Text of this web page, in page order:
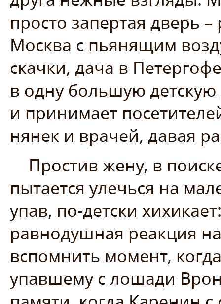
просто запертая дверь
Москва с пьянящим
скачки, дача в
в одну большую
и принимает
нянек и врачей, давая
Простив жену, в
пытается улечься на
упав, по-детски
равнодушная реакция
вспомнить момент,
упавшему с лошади